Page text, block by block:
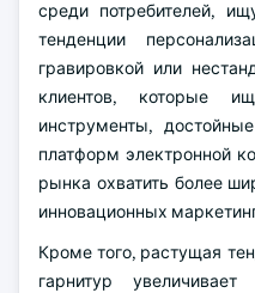
среди потребителей,
тенденции
гравировкой или
клиентов, которые
инструменты,
платформ электронной
рынка охватить более
инновационных
Кроме того, растущая
гарнитур